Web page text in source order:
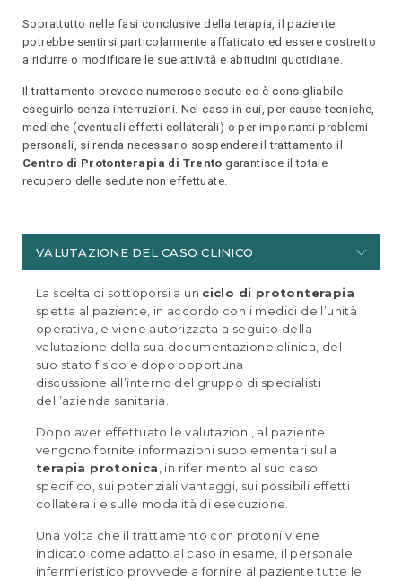
Soprattutto nelle fasi conclusive della terapia, il paziente
potrebbe sentirsi particolarmente affaticato ed essere costretto
a ridurre o modificare le sue attività e abitudini quotidiane.
Il trattamento prevede numerose sedute ed è consigliabile
eseguirlo senza interruzioni. Nel caso in cui, per cause tecniche,
mediche (eventuali effetti collaterali) o per importanti problemi
personali, si renda necessario sospendere il trattamento il
Centro di Protonterapia di Trento garantisce il totale
recupero delle sedute non effettuate.
VALUTAZIONE DEL CASO CLINICO
La scelta di sottoporsi a un ciclo di protonterapia
spetta al paziente, in accordo con i medici dell’unità
operativa, e viene autorizzata a seguito della
valutazione della sua documentazione clinica, del
suo stato fisico e dopo opportuna
discussione all’interno del gruppo di specialisti
dell’azienda sanitaria.
Dopo aver effettuato le valutazioni, al paziente
vengono fornite informazioni supplementari sulla
terapia protonica , in riferimento al suo caso
specifico, sui potenziali vantaggi, sui possibili effetti
collaterali e sulle modalità di esecuzione.
Una volta che il trattamento con protoni viene
indicato come adatto al caso in esame, il personale
infermieristico provvede a fornire al paziente tutte le